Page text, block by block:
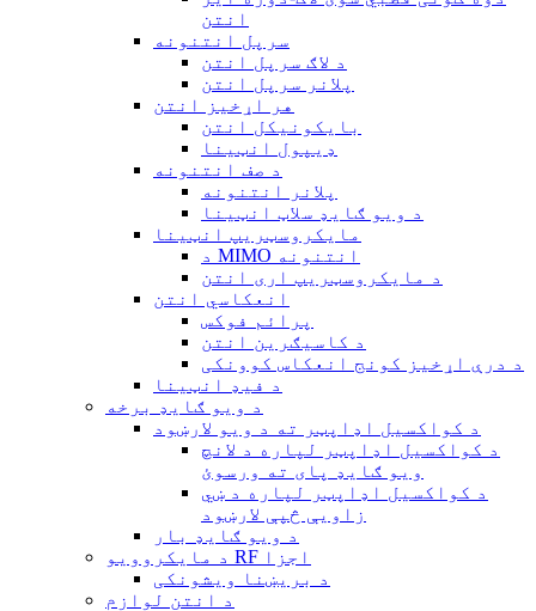
انتن
سرپل انتنونه
د لاګ سرپل انتن
پلانر سرپل انتن
هر اړخیز انتن
بایکونیکل انتن
ډیپول انټینا
د صف انتنونه
پلانر انتنونه
د ویو ګایډ سلاټ انټینا
مایکروسټریپ انټینا
د MIMO انتنونه
د مایکروسټریپ اری انتن
انعکاسي انتن
پرائم فوکس
د کاسیګرین انتن
د درې اړخیز کونج انعکاس کوونکی
د فیډ انټینا
د ویو ګایډ برخه
د کواکسیل اډاپټر ته د ویو لارښود
د کواکسیل اډاپټر لپاره د لانچ
ویو ګایډ پای ته ورسوئ
د کواکسیل اډاپټر لپاره د ښي
زاویې څپې لارښود
د ویو ګایډ بار
د مایکروویو RF اجزا
د بریښنا ویشونکی
د انتن لوازم